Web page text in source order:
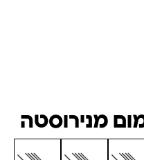
מנירוסטה